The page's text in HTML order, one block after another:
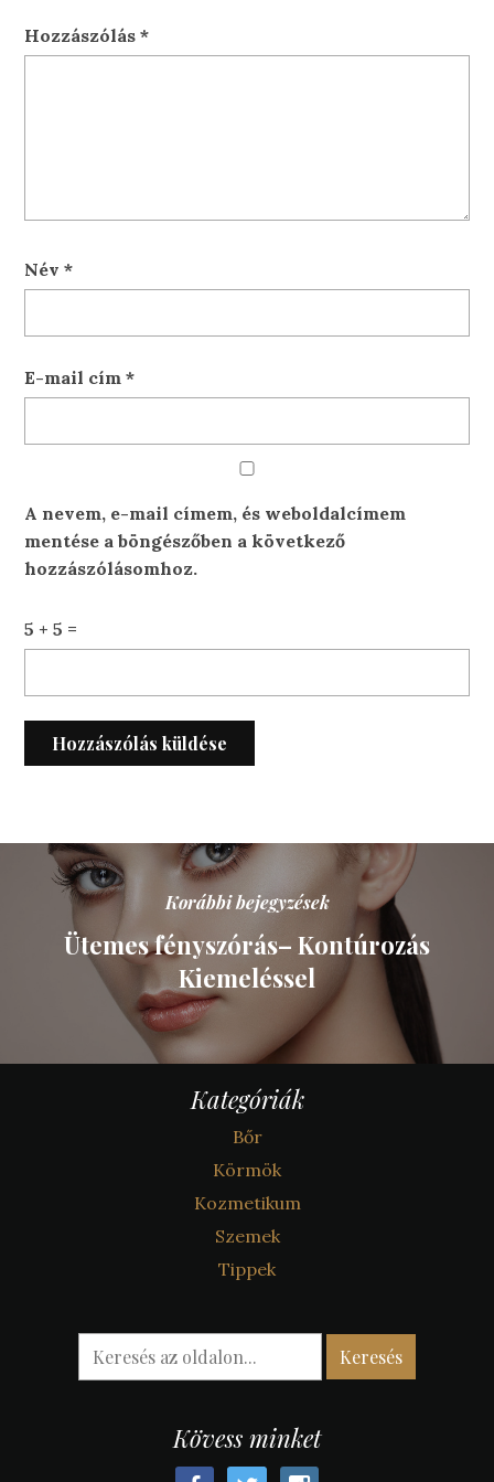
Hozzászólás*
Név*
E-mail cím*
A nevem, e-mail címem, és weboldalcímem
mentése a böngészőben a következő
hozzászólásomhoz.
5 + 5 =
Korábbi bejegyzések
Ütemes fényszórás– Kontúrozás
Kiemeléssel
Kategóriák
Bőr
Körmök
Kozmetikum
Szemek
Tippek
Kövess minket